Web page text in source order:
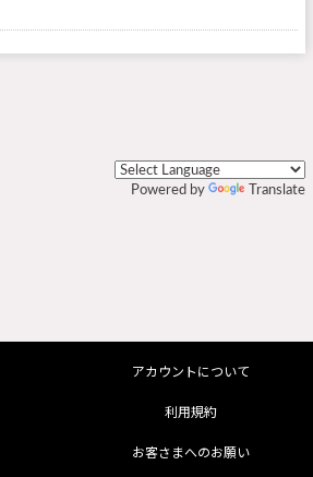
Powered by Translate
アカウントについて
利用規約
お客さまへのお願い